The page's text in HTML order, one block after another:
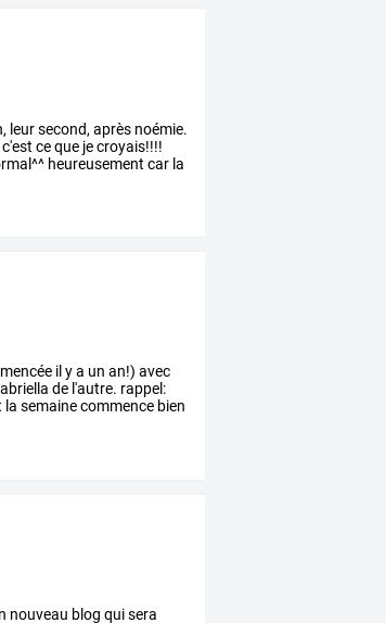
leursecond, après noémie.
c'est ceque jecroyais!!!!
heureusement car la
il ya un an!) avec
de l'autre. rappel:
la semainecommence bien
nouveau blog qui sera